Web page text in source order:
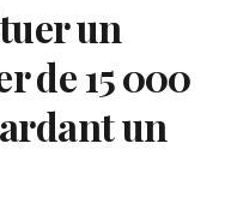
un
de 15 000
un